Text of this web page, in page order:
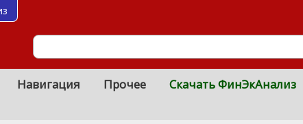
Навигация Прочее Скачать ФинЭкАнализ